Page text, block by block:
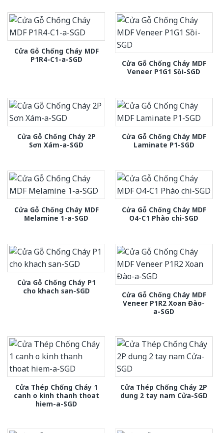
Cửa Gỗ Chống Cháy MDF
P1R4-C1-a-SGD
Cửa Gỗ Chống Cháy MDF
Veneer P1G1 Sồi-SGD
Cửa Gỗ Chống Cháy 2P
Sơn Xám-a-SGD
Cửa Gỗ Chống Cháy MDF
Laminate P1-SGD
Cửa Gỗ Chống Cháy MDF
Melamine 1-a-SGD
Cửa Gỗ Chống Cháy MDF
O4-C1 Phào chi-SGD
Cửa Gỗ Chống Cháy P1
cho khach san-SGD
Cửa Gỗ Chống Cháy MDF
Veneer P1R2 Xoan Đào-
a-SGD
Cửa Thép Chống Cháy 1
canh o kinh thanh thoat
hiem-a-SGD
Cửa Thép Chống Cháy 2P
dung 2 tay nam Cửa-SGD